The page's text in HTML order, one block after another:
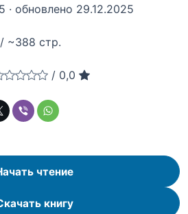
· обновлено 29.12.2025
~388 стр.
/ 0,0
чтение
книгу